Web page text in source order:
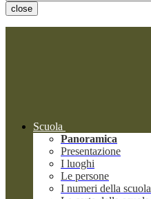
close
Scuola
Panoramica
Presentazione
I luoghi
Le persone
I numeri della scuola